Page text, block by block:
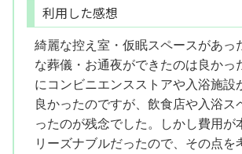
利用した感想
綺麗な控え室・仮眠スペースがあっ
な葬儀・お通夜ができたのは良かっ
にコンビニエンスストアや入浴施設
良かったのですが、飲食店や入浴ス
ったのが残念でした。しかし費用が
リーズナブルだったので、その点を